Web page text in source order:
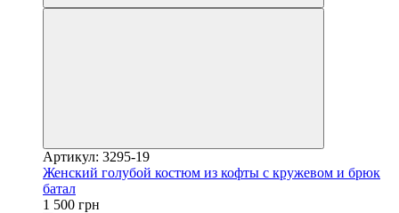
Артикул: 3295-19
Женский голубой костюм из кофты с кружевом и брюк
батал
1 500 грн